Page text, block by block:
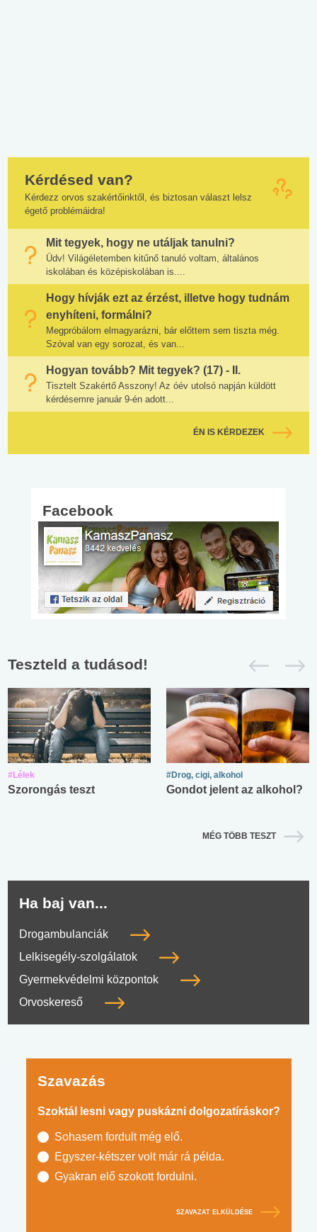
Kérdésed van?
Kérdezz orvos szakértőinktől, és biztosan választ lelsz
égető problémáidra!
Mit tegyek, hogy ne utáljak tanulni?
Üdv! Világéletemben kitűnő tanuló voltam, általános
iskolában és középiskolában is....
Hogy hívják ezt az érzést, illetve hogy tudnám
enyhíteni, formálni?
Megpróbálom elmagyarázni, bár előttem sem tiszta még.
Szóval van egy sorozat, és van...
Hogyan tovább? Mit tegyek? (17) - II.
Tisztelt Szakértő Asszony! Az óév utolsó napján küldött
kérdésemre január 9-én adott...
ÉN IS KÉRDEZEK
Facebook
Teszteld a tudásod!
#Lélek
Szorongás teszt
#Drog, cigi, alkohol
Gondot jelent az alkohol?
MÉG TÖBB TESZT
Ha baj van...
Drogambulanciák
Lelkisegély-szolgálatok
Gyermekvédelmi központok
Orvoskereső
Szavazás
Szoktál lesni vagy puskázni dolgozatíráskor?
Sohasem fordult még elő.
Egyszer-kétszer volt már rá példa.
Gyakran elő szokott fordulni.
SZAVAZAT ELKÜLDÉSE